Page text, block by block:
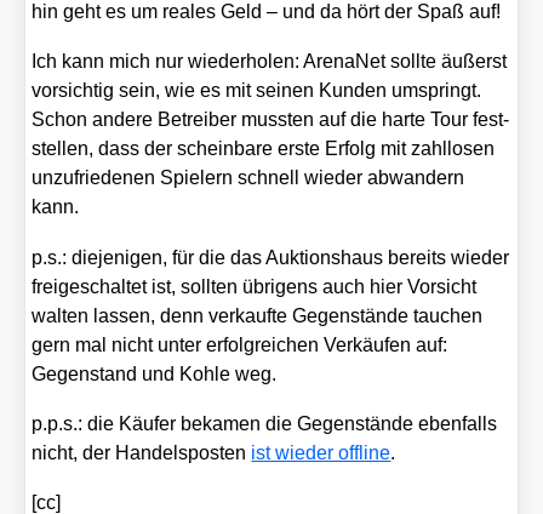
hin geht es um rea­les Geld – und da hört der Spaß auf!
Ich kann mich nur wie­der­ho­len: Aren­aNet soll­te äußerst
vor­sich­tig sein, wie es mit sei­nen Kun­den umspringt.
Schon ande­re Betrei­ber muss­ten auf die har­te Tour fest­
stel­len, dass der schein­ba­re ers­te Erfolg mit zahl­lo­sen
unzu­frie­de­nen Spie­lern schnell wie­der abwan­dern
kann.
p.s.: die­je­ni­gen, für die das Auk­ti­ons­haus bereits wie­der
frei­ge­schal­tet ist, soll­ten übri­gens auch hier Vor­sicht
wal­ten las­sen, denn ver­kauf­te Gegen­stän­de tau­chen
gern mal nicht unter erfolg­rei­chen Ver­käu­fen auf:
Gegen­stand und Koh­le weg.
p.p.s.: die Käu­fer beka­men die Gegen­stän­de eben­falls
nicht, der Han­dels­pos­ten ist wie­der off­line.
[cc]